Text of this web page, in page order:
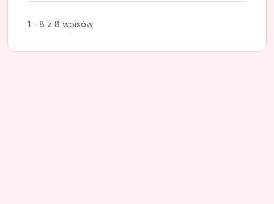
1 - 8 z 8 wpisów